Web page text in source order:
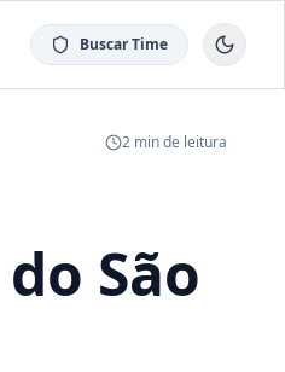
Buscar Time
2 min de leitura
São